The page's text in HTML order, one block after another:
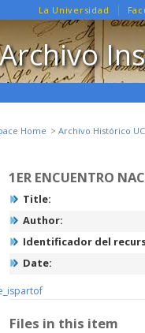
La Universidad
Archivo
Home Archivo Histórico UC
1ER ENCUENTRO
Title:
Author:
Identificador del
Date:
Files in this item